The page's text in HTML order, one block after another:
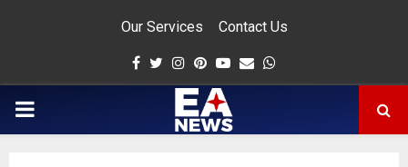
Our Services Contact Us
Facebook
Twitter
Instagram
Pinterest
Youtube
Email
PRIMARY